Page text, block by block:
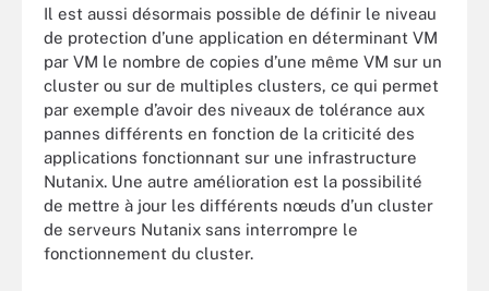
Il est aussi désormais possible de définir le niveau
de protection d’une application en déterminant VM
par VM le nombre de copies d’une même VM sur un
cluster ou sur de multiples clusters, ce qui permet
par exemple d’avoir des niveaux de tolérance aux
pannes différents en fonction de la criticité des
applications fonctionnant sur une infrastructure
Nutanix. Une autre amélioration est la possibilité
de mettre à jour les différents nœuds d’un cluster
de serveurs Nutanix sans interrompre le
fonctionnement du cluster.